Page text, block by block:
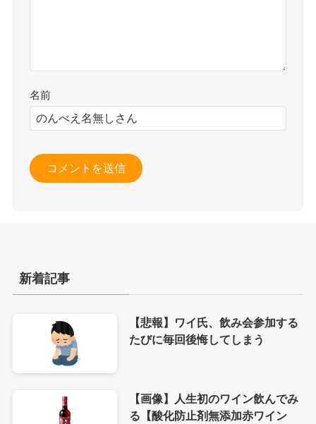
名前
新着記事
【悲報】ワイ氏、飲み会参加する
たびに毎回後悔してしまう
【画像】人生初のワイン飲んでみ
る【酸化防止剤無添加赤ワイン